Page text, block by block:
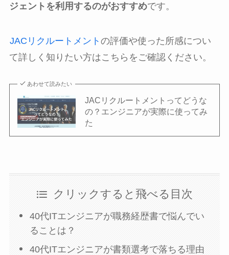
ジェントを利用するのがおすすめです。
JACリクルートメント の評価や使った所感につい
て詳しく知りたい方はこちらをご確認ください。
あわせて読みたい
JACリクルートメントってどうな
の？エンジニアが実際に使ってみ
た
クリックすると飛べる目次
40代ITエンジニアが職務経歴書で悩んでい
ることは？
40代ITエンジニアが書類選考で落ちる理由